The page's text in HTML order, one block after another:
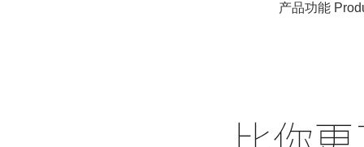
产品功能